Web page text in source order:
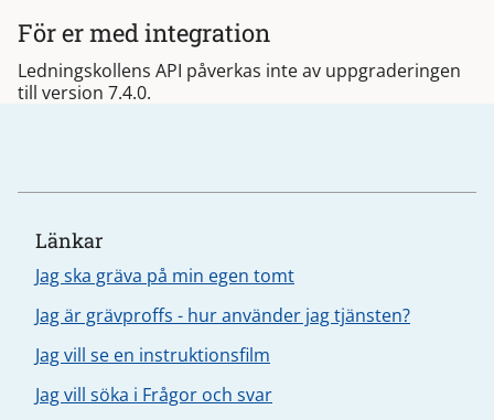
För er med integration
Ledningskollens API påverkas inte av uppgraderingen
till version 7.4.0.
Länkar
Jag ska gräva på min egen tomt
Jag är grävproffs - hur använder jag tjänsten?
Jag vill se en instruktionsfilm
Jag vill söka i Frågor och svar